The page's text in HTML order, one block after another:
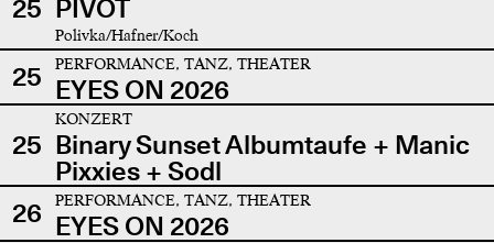
25 PIVOT
Polivka/Hafner/Koch
25 PERFORMANCE, TANZ, THEATER
EYES ON 2026
25
KONZERT
Binary Sunset Albumtaufe + Manic
Pixxies + Sodl
26
PERFORMANCE, TANZ, THEATER
EYES ON 2026